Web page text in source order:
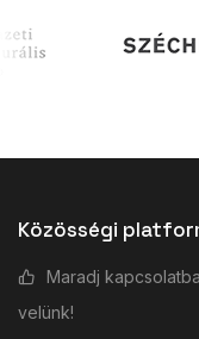
Közösségi
Maradj
velünk!